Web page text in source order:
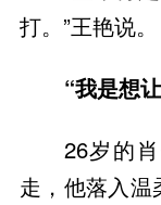
打。”王艳说。
“我是想
26岁的
走，他落入温